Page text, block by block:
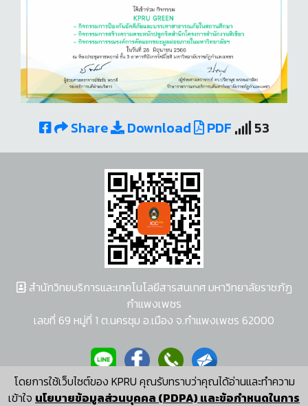
Share Download PDF 53
โดยการใช้เว็บไซต์ของ KPRU คุณรับทราบว่าคุณได้อ่านและทำความ
เข้าใจ นโยบายข้อมูลส่วนบุคคล (PDPA) และข้อกำหนดในการ
สำนักวิทยบริการและเทคโนโลยีสารสนเทศ มหาวิทยาลัยราชภัฏ
กำแพงเพชร
เลขที่ 69 หมู่ที่ 1 ต.นครชุม อ.เมือง จ.กำแพงเพชร 62000
ผู้พัฒนาระบบ อนุชา พวงผกา